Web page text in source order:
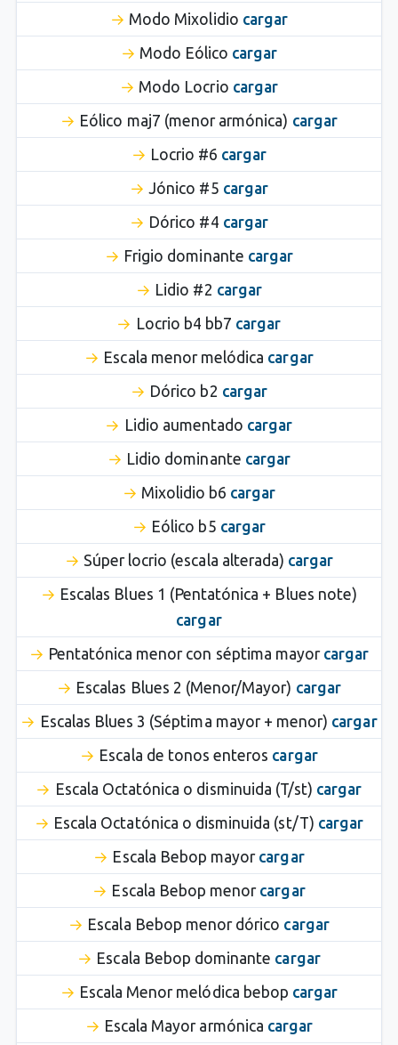
Modo Mixolidio cargar
Modo Eólico cargar
Modo Locrio cargar
Eólico maj7 (menor armónica) cargar
Locrio #6 cargar
Jónico #5 cargar
Dórico #4 cargar
Frigio dominante cargar
Lidio #2 cargar
Locrio b4 bb7 cargar
Escala menor melódica cargar
Dórico b2 cargar
Lidio aumentado cargar
Lidio dominante cargar
Mixolidio b6 cargar
Eólico b5 cargar
Súper locrio (escala alterada) cargar
Escalas Blues 1 (Pentatónica + Blues note)
cargar
Pentatónica menor con séptima mayor cargar
Escalas Blues 2 (Menor/Mayor) cargar
Escalas Blues 3 (Séptima mayor + menor) cargar
Escala de tonos enteros cargar
Escala Octatónica o disminuida (T/st) cargar
Escala Octatónica o disminuida (st/T) cargar
Escala Bebop mayor cargar
Escala Bebop menor cargar
Escala Bebop menor dórico cargar
Escala Bebop dominante cargar
Escala Menor melódica bebop cargar
Escala Mayor armónica cargar